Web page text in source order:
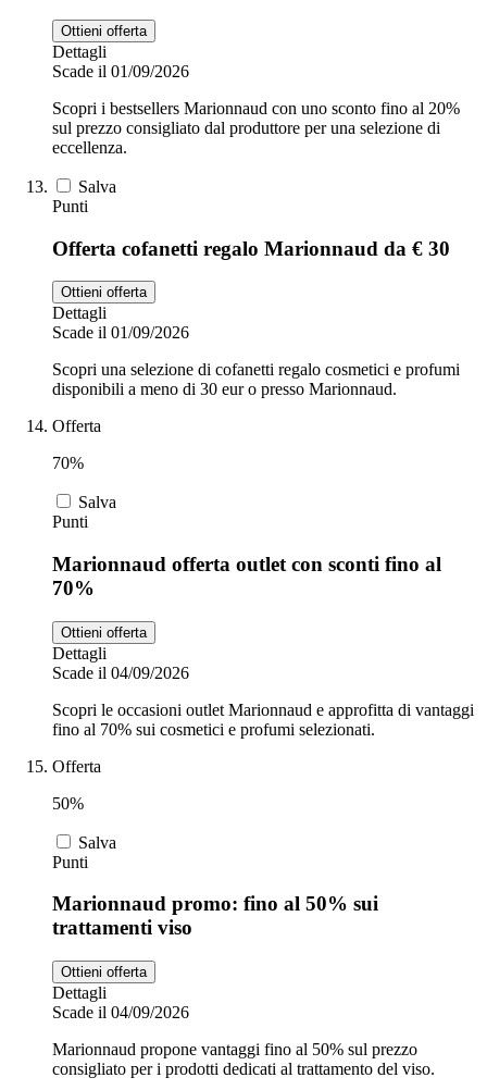
Ottieni offerta
Dettagli
Scade il 01/09/2026
Scopri i bestsellers Marionnaud con uno sconto fino al 20%
sul prezzo consigliato dal produttore per una selezione di
eccellenza.
Salva
Punti
Offerta cofanetti regalo Marionnaud da € 30
Ottieni offerta
Dettagli
Scade il 01/09/2026
Scopri una selezione di cofanetti regalo cosmetici e profumi
disponibili a meno di 30 eur o presso Marionnaud.
Offerta
70%
Salva
Punti
Marionnaud offerta outlet con sconti fino al
70%
Ottieni offerta
Dettagli
Scade il 04/09/2026
Scopri le occasioni outlet Marionnaud e approfitta di vantaggi
fino al 70% sui cosmetici e profumi selezionati.
Offerta
50%
Salva
Punti
Marionnaud promo: fino al 50% sui
trattamenti viso
Ottieni offerta
Dettagli
Scade il 04/09/2026
Marionnaud propone vantaggi fino al 50% sul prezzo
consigliato per i prodotti dedicati al trattamento del viso.